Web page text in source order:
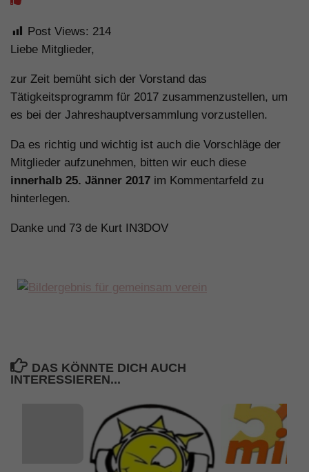
Post Views: 214
Liebe Mitglieder,
zur Zeit bemüht sich der Vorstand das
Tätigkeitsprogramm für 2017 zusammenzustellen, um
es bei der Jahreshauptversammlung vorzustellen.
Da es richtig und wichtig ist auch die Vorschläge der
Mitglieder aufzunehmen, bitten wir euch diese
innerhalb 25. Jänner 2017 im Kommentarfeld zu
hinterlegen.
Danke und 73 de Kurt IN3DOV
DAS KÖNNTE DICH AUCH
INTERESSIEREN...